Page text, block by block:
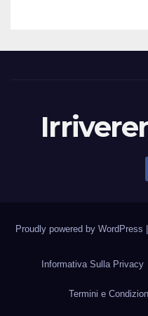
Proudly powered by WordPress
Informativa Sulla Privacy
Termini e